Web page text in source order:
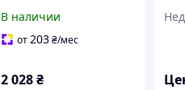
В наличии
от203₴/мес
2 028₴